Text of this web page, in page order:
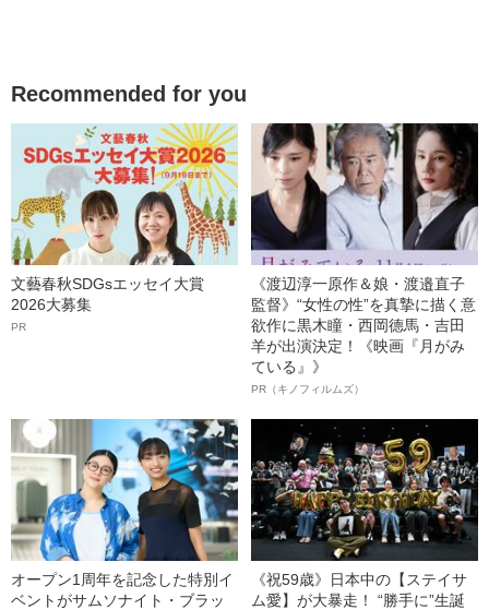
Recommended for you
文藝春秋SDGsエッセイ大賞
2026大募集
PR
《渡辺淳一原作＆娘・渡邉直子
監督》“女性の性”を真摯に描く意
欲作に黒木瞳・西岡德馬・吉田
羊が出演決定！《映画『月がみ
ている』》
PR（キノフィルムズ）
オープン1周年を記念した特別イ
ベントがサムソナイト・ブラッ
《祝59歳》日本中の【ステイサ
ム愛】が大暴走！ “勝手に”生誕